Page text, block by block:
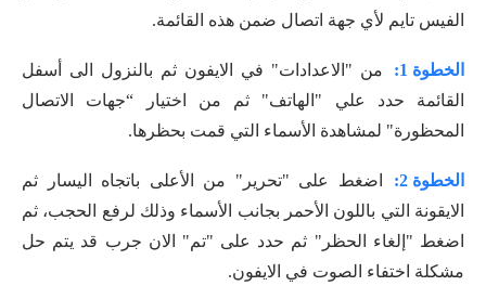
الفيس تايم لأي جهة اتصال ضمن هذه القائمة.
الخطوة 1:
من "الاعدادات" في الايفون ثم بالنزول الى أسفل
القائمة حدد علي "الهاتف" ثم من اختيار “جهات الاتصال
المحظورة" لمشاهدة الأسماء التي قمت بحظرها.
الخطوة 2:
اضغط على "تحرير" من الأعلى باتجاه اليسار ثم
الايقونة التي باللون الأحمر بجانب الأسماء وذلك لرفع الحجب، ثم
اضغط "إلغاء الحظر" ثم حدد على "تم" الان جرب قد يتم حل
مشكلة اختفاء الصوت في الايفون.